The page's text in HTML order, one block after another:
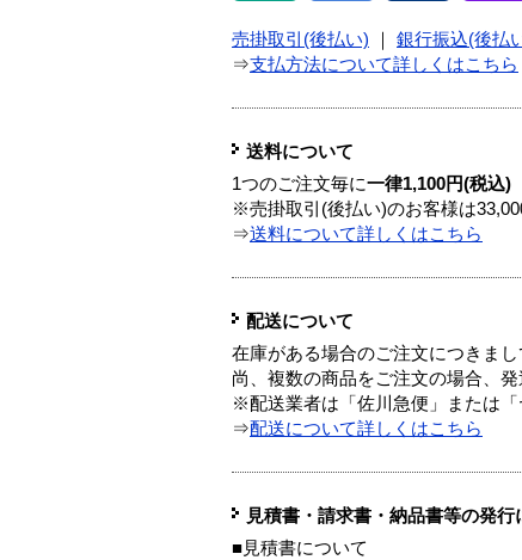
売掛取引(後払い) 銀行振込(後払
⇒支払方法について詳しくはこちら
送料について
1つのご注文毎に一律1,100円(税込)
※売掛取引(後払い)のお客様は
⇒送料について詳しくはこちら
配送について
在庫がある場合のご注文につきま
尚、複数の商品をご注文の場合、
※配送業者は「佐川急便」または
⇒配送について詳しくはこちら
見積書・請求書・納品書等の発行
■見積書について